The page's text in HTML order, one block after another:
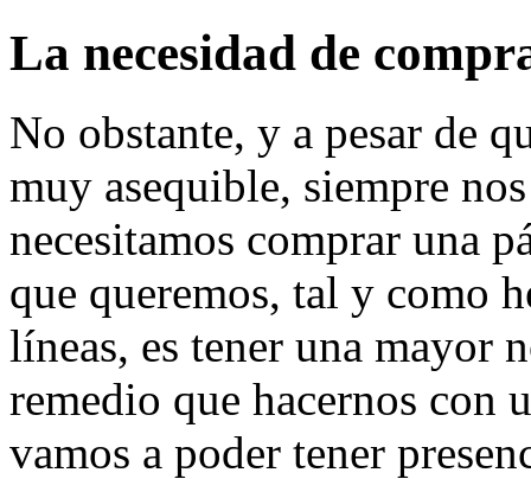
La necesidad de
No obstante, y a pesar de
muy asequible, siempre
necesitamos comprar una
que queremos, tal y como
líneas, es tener una mayor
remedio que hacernos con
vamos a poder tener